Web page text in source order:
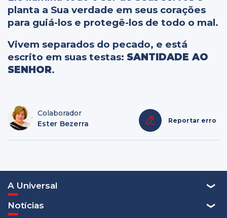
planta a Sua verdade em seus corações
para guiá-los e protegê-los de todo o mal.
Vivem separados do pecado, e está
escrito em suas testas: SANTIDADE AO
SENHOR.
Colaborador
Ester Bezerra
Reportar erro
A Universal
Notícias